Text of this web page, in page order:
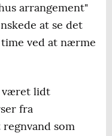
arrangement"
at se det
ved at nærme
været lidt
fra
som